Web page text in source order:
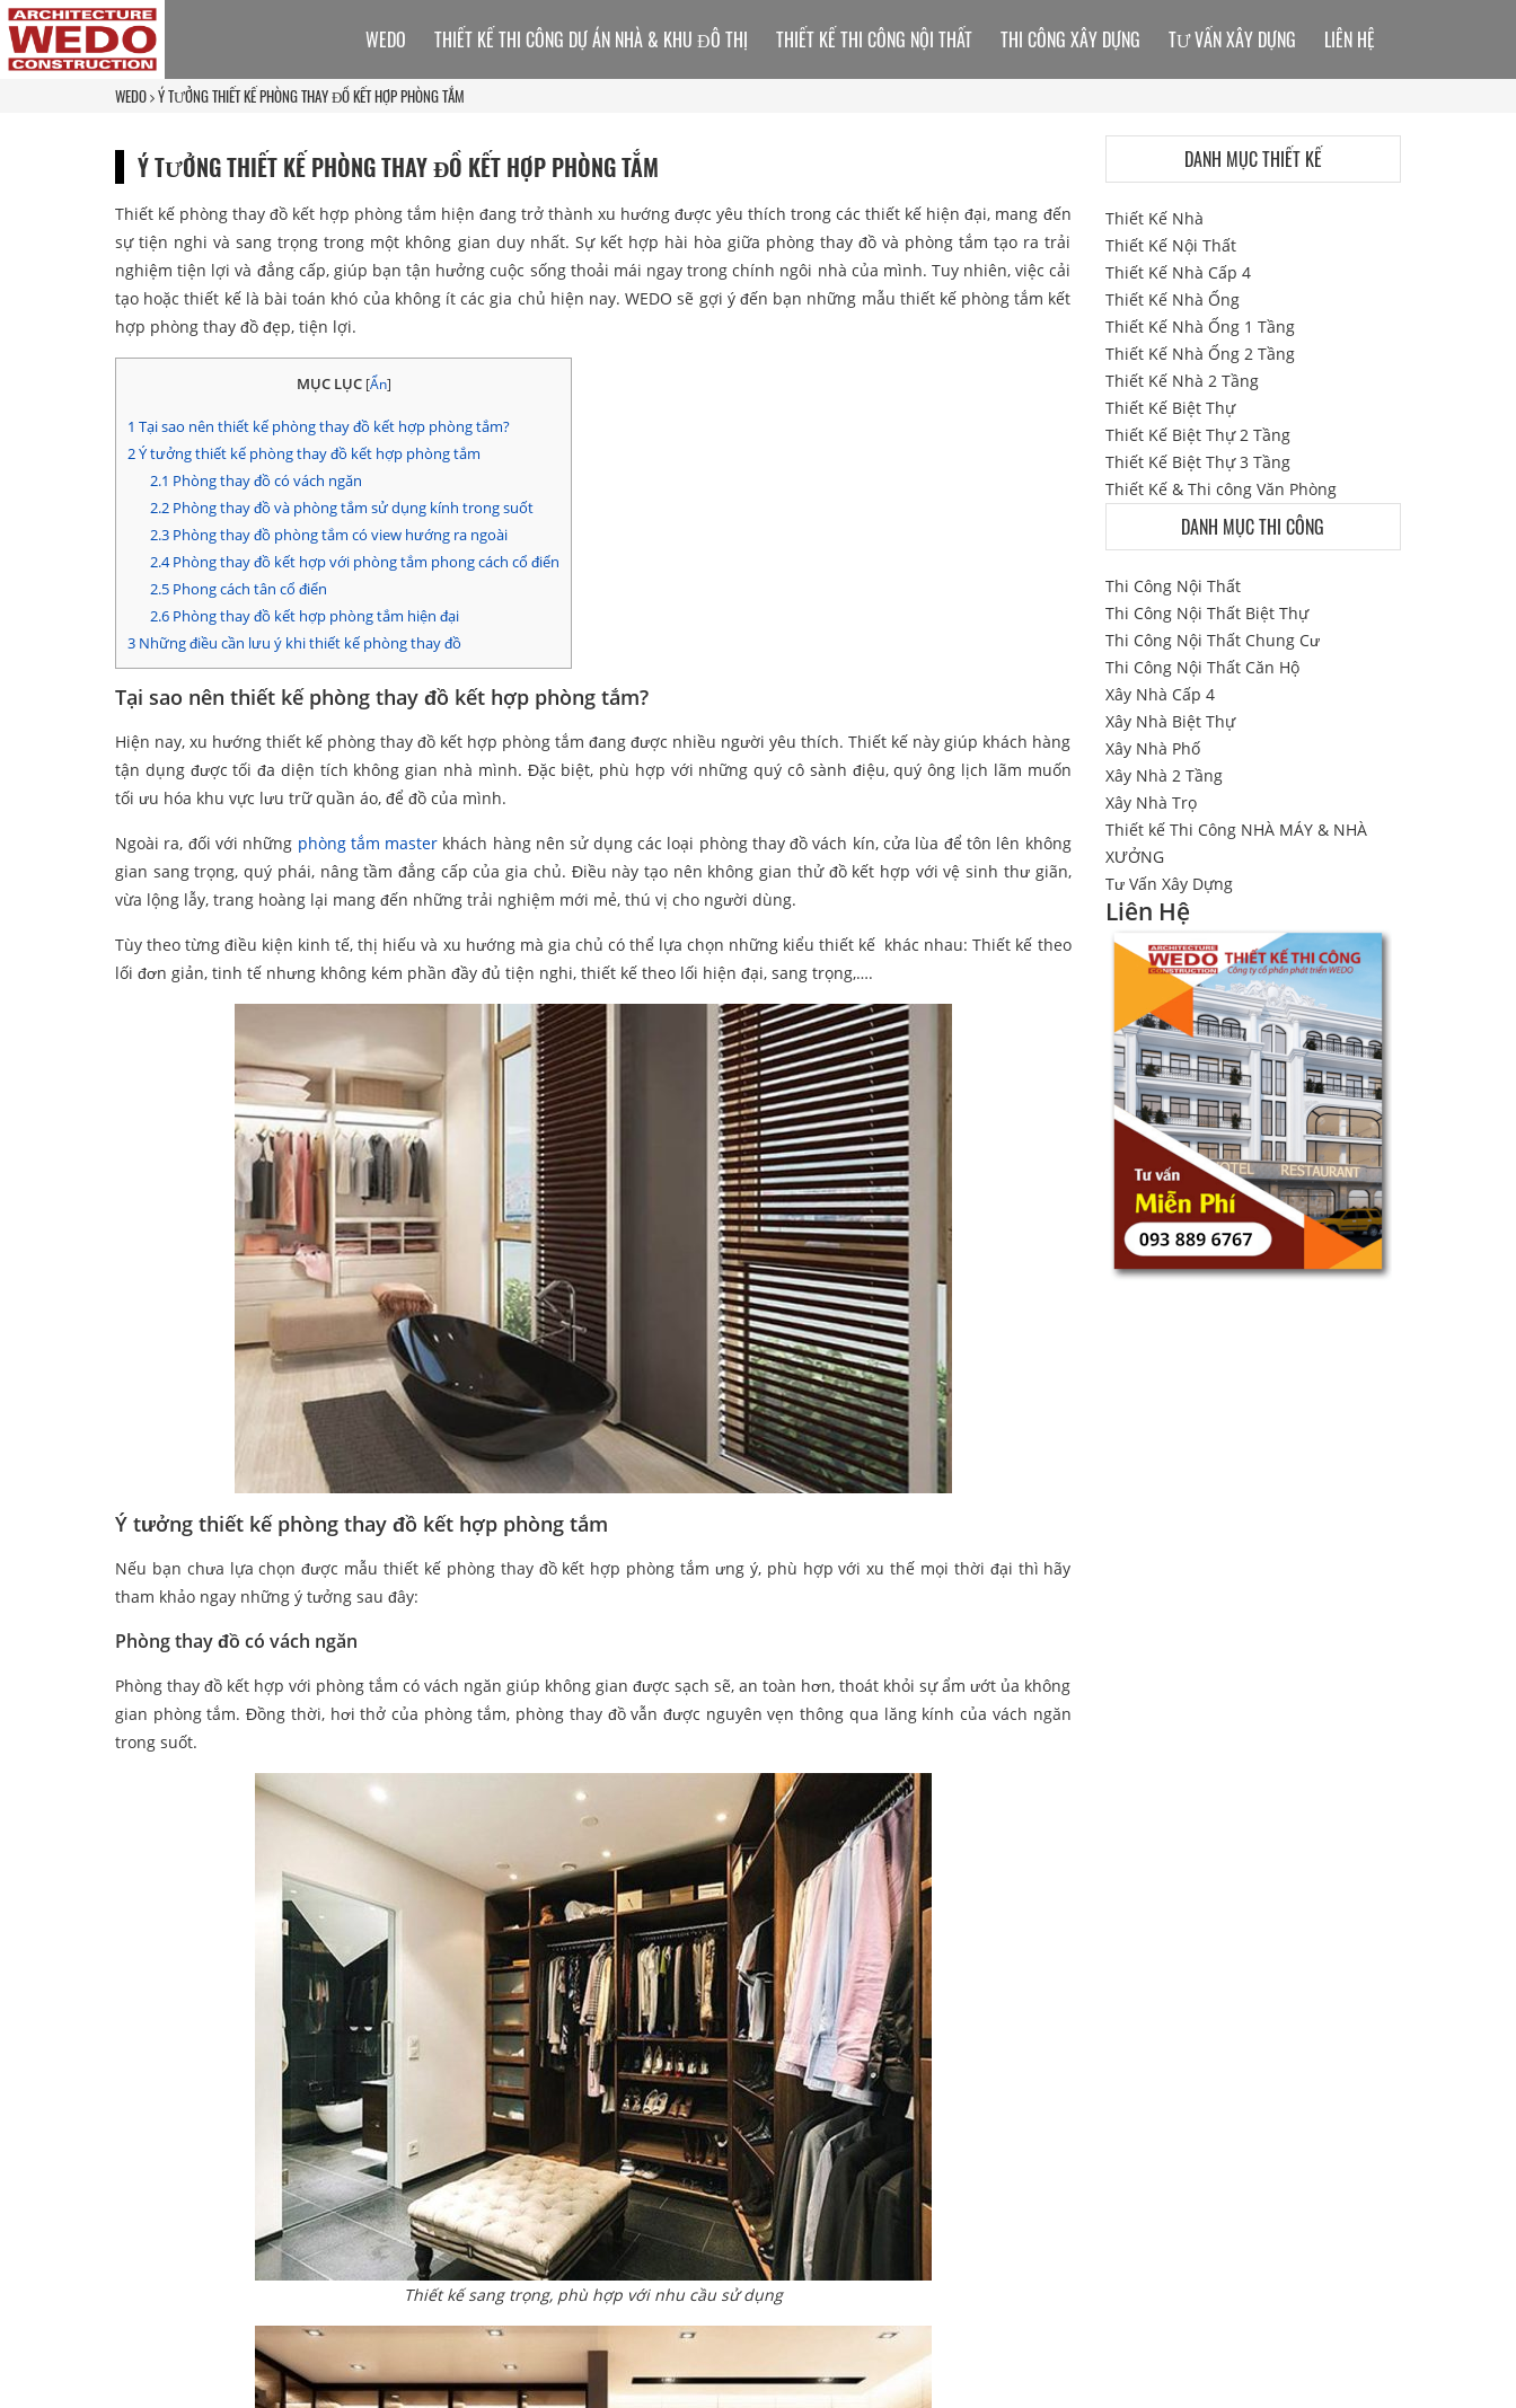
WEDO Ý TƯỞNG THIẾT KẾ PHÒNG THAY ĐỒ KẾT HỢP PHÒNG TẮM
Ý TƯỞNG THIẾT KẾ PHÒNG THAY ĐỒ KẾT HỢP PHÒNG TẮM
Thiết kế phòng thay đồ kết hợp phòng tắm hiện đang trở thành xu hướng được yêu thích trong các thiết kế hiện đại, mang đến
sự tiện nghi và sang trọng trong một không gian duy nhất. Sự kết hợp hài hòa giữa phòng thay đồ và phòng tắm tạo ra trải
nghiệm tiện lợi và đẳng cấp, giúp bạn tận hưởng cuộc sống thoải mái ngay trong chính ngôi nhà của mình. Tuy nhiên, việc cải
tạo hoặc thiết kế là bài toán khó của không ít các gia chủ hiện nay. WEDO sẽ gợi ý đến bạn những mẫu thiết kế phòng tắm kết
hợp phòng thay đồ đẹp, tiện lợi.
MỤC LỤC [Ẩn]
1 Tại sao nên thiết kế phòng thay đồ kết hợp phòng tắm?
2Ý tưởng thiết kế phòng thay đồ kết hợp phòng tắm
2.1 Phòng thay đồ có vách ngăn
2.2Phòng thay đồ và phòng tắm sử dụng kính trong suốt
2.3Phòng thay đồ phòng tắm có view hướng ra ngoài
2.4Phòng thay đồ kết hợp với phòng tắm phong cách cổ điển
2.5Phong cách tân cổ điển
2.6Phòng thay đồ kết hợp phòng tắm hiện đại
3 Những điều cần lưu ý khi thiết kế phòng thay đồ
Tại sao nên thiết kế phòng thay đồ kết hợp phòng tắm?
Hiện nay, xu hướng thiết kế phòng thay đồ kết hợp phòng tắm đang được nhiều người yêu thích. Thiết kế này giúp khách hàng
tận dụng được tối đa diện tích không gian nhà mình. Đặc biệt, phù hợp với những quý cô sành điệu, quý ông lịch lãm muốn
tối ưu hóa khu vực lưu trữ quần áo, để đồ của mình.
Ngoài ra, đối với những phòng tắm master khách hàng nên sử dụng các loại phòng thay đồ vách kín, cửa lùa để tôn lên không
gian sang trọng, quý phái, nâng tầm đẳng cấp của gia chủ. Điều này tạo nên không gian thử đồ kết hợp với vệ sinh thư giãn,
vừa lộng lẫy, trang hoàng lại mang đến những trải nghiệm mới mẻ, thú vị cho người dùng.
Tùy theo từng điều kiện kinh tế, thị hiếu và xu hướng mà gia chủ có thể lựa chọn những kiểu thiết kế khác nhau: Thiết kế theo
lối đơn giản, tinh tế nhưng không kém phần đầy đủ tiện nghi, thiết kế theo lối hiện đại, sang trọng,….
Ý tưởng thiết kế phòng thay đồ kết hợp phòng tắm
Nếu bạn chưa lựa chọn được mẫu thiết kế phòng thay đồ kết hợp phòng tắm ưng ý, phù hợp với xu thế mọi thời đại thì hãy
tham khảo ngay những ý tưởng sau đây:
Phòng thay đồ có vách ngăn
Phòng thay đồ kết hợp với phòng tắm có vách ngăn giúp không gian được sạch sẽ, an toàn hơn, thoát khỏi sự ẩm ướt ủa không
gian phòng tắm. Đồng thời, hơi thở của phòng tắm, phòng thay đồ vẫn được nguyên vẹn thông qua lăng kính của vách ngăn
trong suốt.
Thiết kế sang trọng, phù hợp với nhu cầu sử dụng
WEDO THIẾT KẾ THI CÔNG DỰ ÁN NHÀ & KHU ĐÔ THỊ THIẾT KẾ THI CÔNG NỘI THẤT THI CÔNG XÂY DỰNG TƯ VẤN XÂY DỰNG LIÊN HỆ
DANH MỤC THIẾT KẾ
Thiết Kế Nhà
Thiết Kế Nội Thất
Thiết Kế Nhà Cấp 4
Thiết Kế Nhà Ống
Thiết Kế Nhà Ống 1 Tầng
Thiết Kế Nhà Ống 2 Tầng
Thiết Kế Nhà 2 Tầng
Thiết Kế Biệt Thự
Thiết Kế Biệt Thự 2 Tầng
Thiết Kế Biệt Thự 3 Tầng
Thiết Kế & Thi công Văn Phòng
DANH MỤC THI CÔNG
Thi Công Nội Thất
Thi Công Nội Thất Biệt Thự
Thi Công Nội Thất Chung Cư
Thi Công Nội Thất Căn Hộ
Xây Nhà Cấp 4
Xây Nhà Biệt Thự
Xây Nhà Phố
Xây Nhà 2 Tầng
Xây Nhà Trọ
Thiết kế Thi Công NHÀ MÁY & NHÀ
XƯỞNG
Tư Vấn Xây Dựng
Liên Hệ